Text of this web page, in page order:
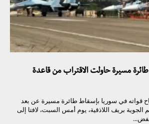
مسيرة حاولت الاقتراب من قاعدة
قواته في سوريا بإسقاط طائرة مسيرة عن بعد
بريف اللاذقية، يوم أمس السبت، لافتا إلى